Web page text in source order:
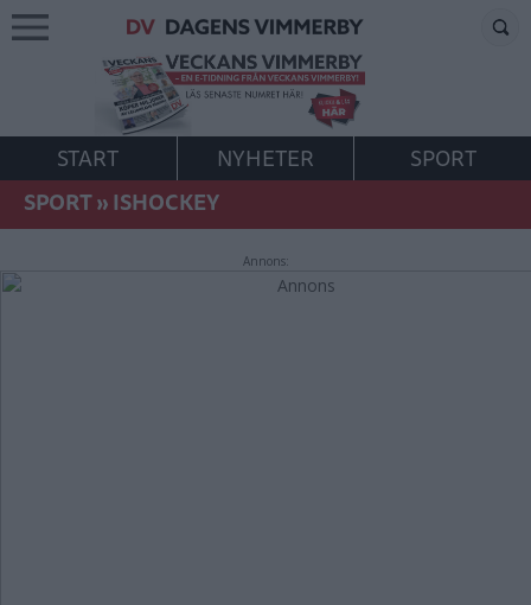
START NYHETER
SPORT
SPORT»ISHOCKEY
Annons: